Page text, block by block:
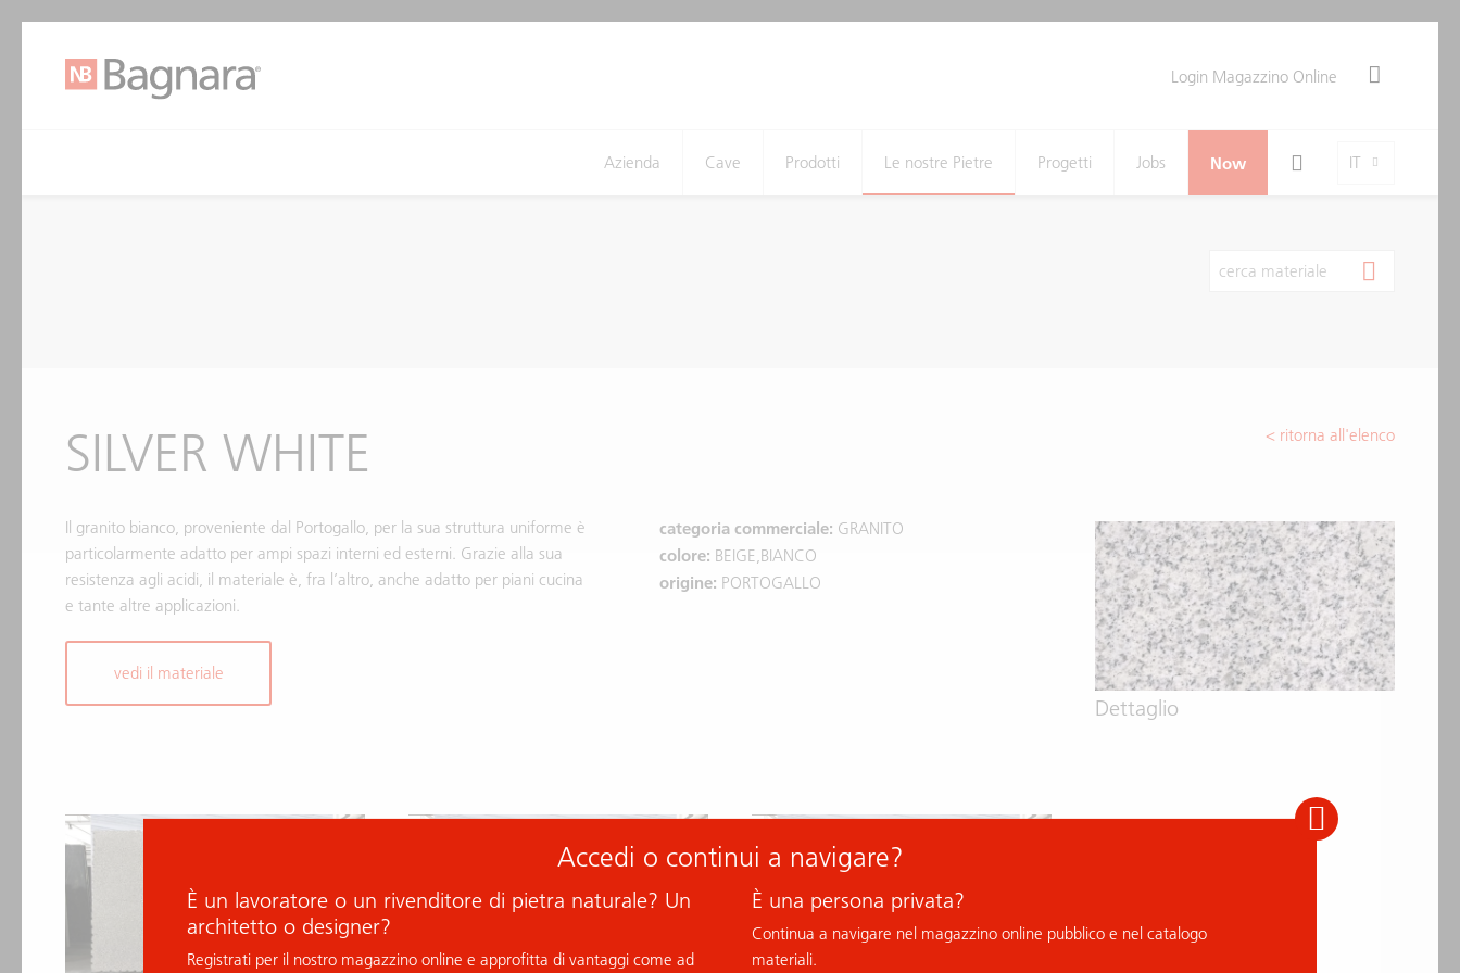
Login Magazzino Online
IT
Search Toggle
Azienda
Cave Prodotti Le nostre Pietre Progetti Jobs Now
cerca materiale
< ritorna all'elenco
SILVER WHITE
Il granito bianco, proveniente dal Portogallo, per la sua struttura uniforme è
particolarmente adatto per ampi spazi interni ed esterni. Grazie alla sua
resistenza agli acidi, il materiale è, fra l’altro, anche adatto per piani cucina
e tante altre applicazioni.
vedi il materiale
categoria commerciale: GRANITO
colore: BEIGE,BIANCO
origine: PORTOGALLO
Dettaglio
Accedi o continui a navigare?
È un lavoratore o un rivenditore di pietra naturale? Un
architetto o designer?
Registrati per il nostro magazzino online e approfitta di vantaggi come ad
È una persona privata?
Continua a navigare nel magazzino online pubblico e nel catalogo
materiali.